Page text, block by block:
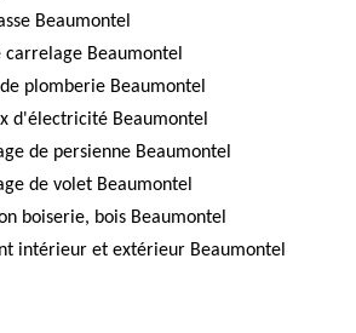
Beaumontel
Beaumontel
plomberie Beaumontel
d'électricité Beaumontel
de persienne Beaumontel
de volet Beaumontel
boiserie, bois Beaumontel
intérieur et extérieur Beaumontel